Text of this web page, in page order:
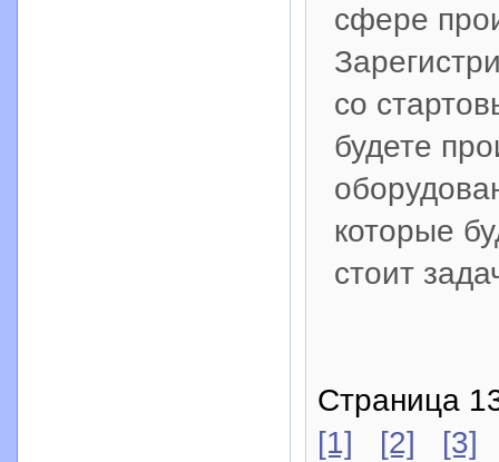
сфере
со
будете
которые
стоит
Страница
[1]
[2]
[3]